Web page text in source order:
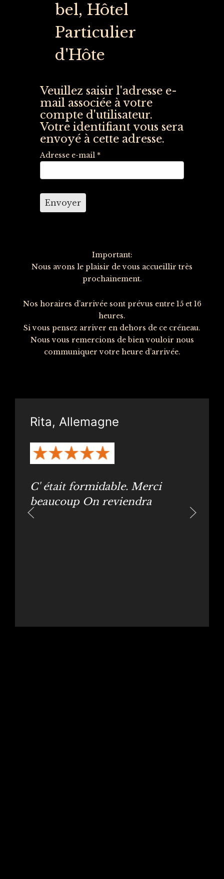
bel, Hôtel
Particulier
d'Hôte
Veuillez saisir l'adresse e-
mail associée à votre
compte d'utilisateur.
Votre identifiant vous sera
envoyé à cette adresse.
Adresse e-mail *
Envoyer
Important:
Nous avons le plaisir de vous accueillir très
prochainement.
Nos horaires d’arrivée sont prévus entre 15 et 16
heures.
Si vous pensez arriver en dehors de ce créneau.
Nous vous remercions de bien vouloir nous
communiquer votre heure d’arrivée.
Rita, Allemagne
C' était formidable. Merci
beaucoup On reviendra